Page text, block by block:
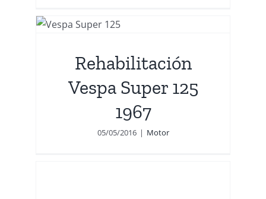
Rehabilitación
Vespa Super 125
1967
05/05/2016 | Motor